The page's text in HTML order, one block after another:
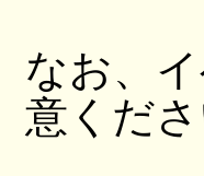
なお、
意くださ